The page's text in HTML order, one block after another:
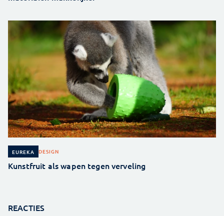
EUREKA DESIGN
Kunstfruit als wapen tegen verveling
REACTIES